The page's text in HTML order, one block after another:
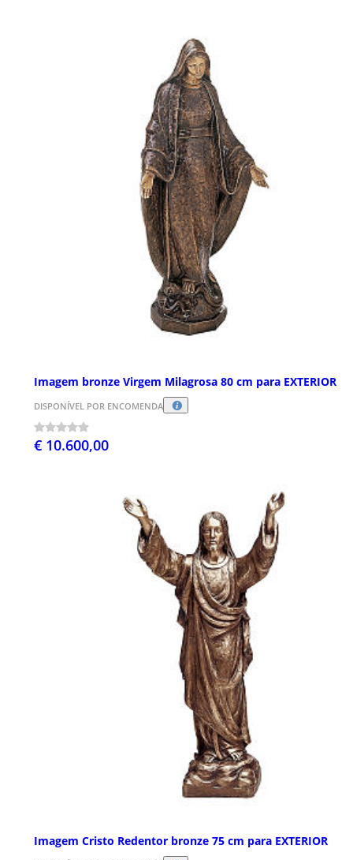
Imagem bronze Virgem Milagrosa 80 cm para EXTERIOR
DISPONÍVEL POR ENCOMENDA
€ 10.600,00
Imagem Cristo Redentor bronze 75 cm para EXTERIOR